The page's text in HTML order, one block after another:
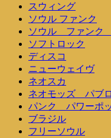
スウィング
ソウル ファンク
ソウル ファン
ソフトロック
ディスコ
ニューウェイヴ
ネオスカ
ネオモッズ パブ
パンク パワーポ
ブラジル
フリーソウル